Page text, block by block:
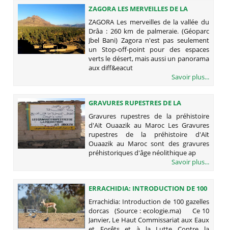
ZAGORA LES MERVEILLES DE LA
VALLÉE DU DRÂA : 260 KM DE
PALMERAIE. (GÉOPARC JBEL BANI)
ZAGORA Les merveilles de la vallée du
Drâa : 260 km de palmeraie. (Géoparc
Jbel Bani) Zagora n'est pas seulement
un Stop-off-point pour des espaces
verts le désert, mais aussi un panorama
aux diff&eacut
Savoir plus...
GRAVURES RUPESTRES DE LA
PRÉHISTOIRE D'AÏT OUAAZIK AU
MAROC
Gravures rupestres de la préhistoire
d'Aït Ouaazik au Maroc Les Gravures
rupestres de la préhistoire d'Aït
Ouaazik au Maroc sont des gravures
préhistoriques d'âge néolithique ap
Savoir plus...
ERRACHIDIA: INTRODUCTION DE 100
GAZELLES DORCAS
Errachidia: Introduction de 100 gazelles
dorcas (Source : ecologie.ma) Ce 10
Janvier, Le Haut Commissariat aux Eaux